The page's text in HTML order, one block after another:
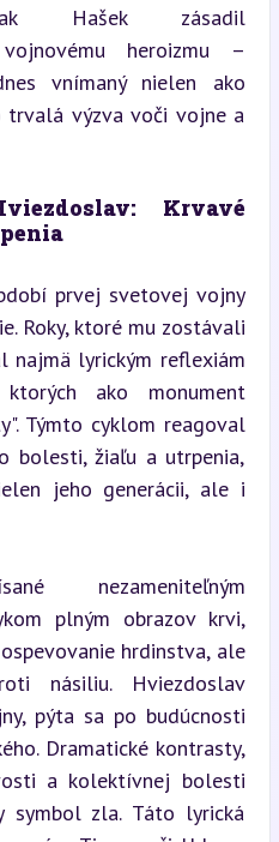
Hašek zásadil
heroizmu –
vnímaný nielen ako
trvalá výzva voči vojne a
Krvavé
prvej svetovej vojny
Roky, ktoré mu zostávali
najmä lyrickým reflexiám
ako monument
Týmto cyklom reagoval
bolesti, žiaľu a utrpenia,
jeho generácii, ale i
nezameniteľným
plným obrazov krvi,
hrdinstva, ale
násiliu. Hviezdoslav
pýta sa po budúcnosti
Dramatické kontrasty,
a kolektívnej bolesti
symbol zla. Táto lyrická